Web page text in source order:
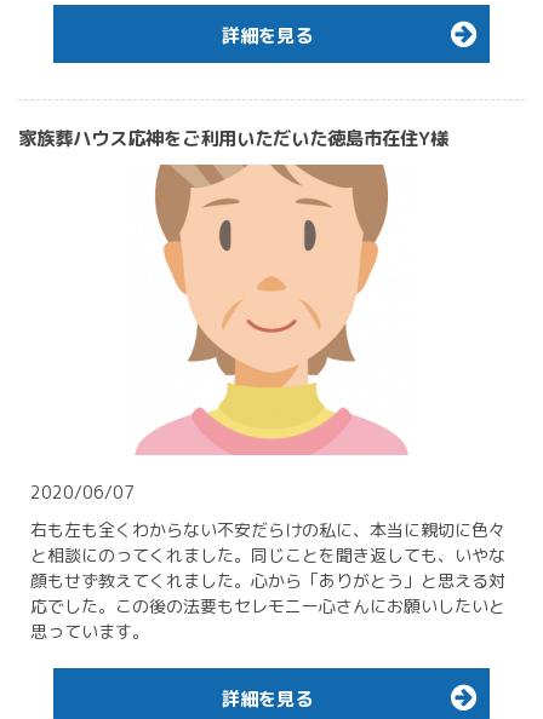
詳細を見る
家族葬ハウス応神をご利用いただいた徳島市在住Y様
2020/06/07
右も左も全くわからない不安だらけの私に、本当に親切に色々
と相談にのってくれました。同じことを聞き返しても、いやな
顔もせず教えてくれました。心から「ありがとう」と思える対
応でした。この後の法要もセレモニー心さんにお願いしたいと
思っています。
詳細を見る